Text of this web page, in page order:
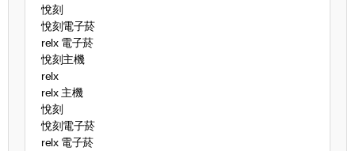
悅刻
悅刻電子菸
relx 電子菸
悅刻主機
relx
relx 主機
悅刻
悅刻電子菸
relx 電子菸